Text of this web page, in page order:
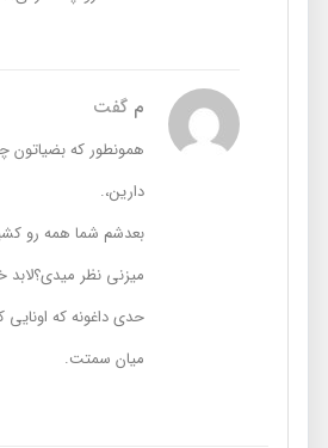
م گفت
همونطور که بضیاتون چیز
دارین،.
بعدشم شما همه رو کشیدی
میزنی نظر میدی؟لابد
حدی داغونه که اونایی که
میان سمتت.